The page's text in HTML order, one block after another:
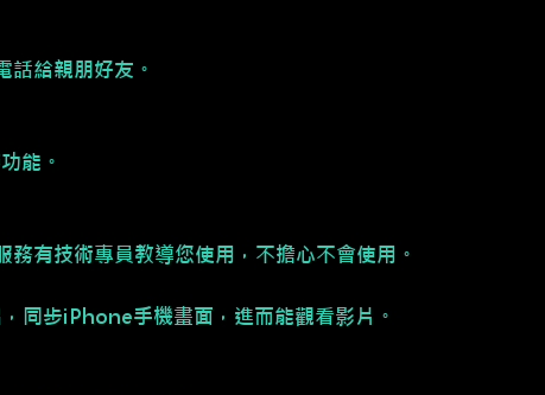
話給親朋好友。
能。
務有技術專員教導您使用，不擔心不會使用。
同步iPhone手機畫面，進而能觀看影片。